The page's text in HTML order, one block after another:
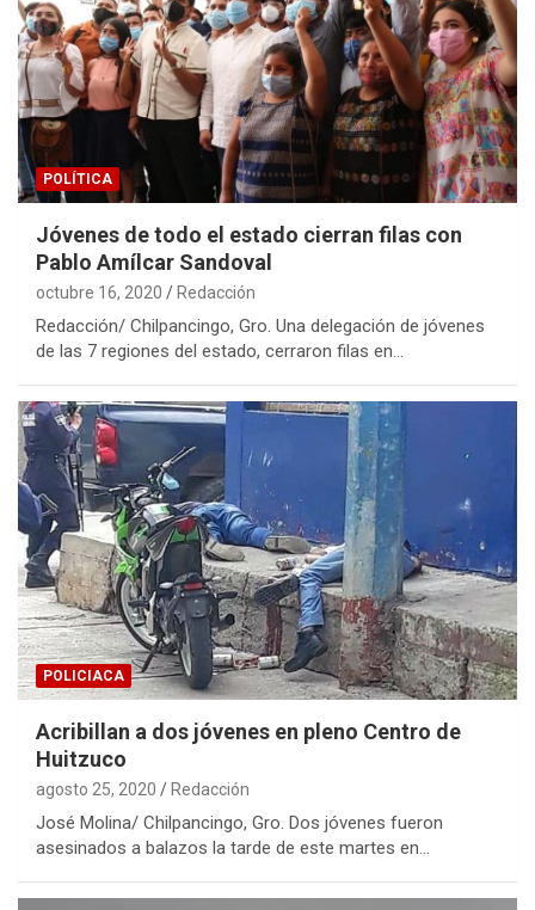
POLÍTICA
Jóvenes de todo el estado cierran filas con
Pablo Amílcar Sandoval
octubre 16, 2020 Redacción
Redacción/ Chilpancingo, Gro. Una delegación de jóvenes
de las 7 regiones del estado, cerraron filas en…
POLICIACA
Acribillan a dos jóvenes en pleno Centro de
Huitzuco
agosto 25, 2020 Redacción
José Molina/ Chilpancingo, Gro. Dos jóvenes fueron
asesinados a balazos la tarde de este martes en…